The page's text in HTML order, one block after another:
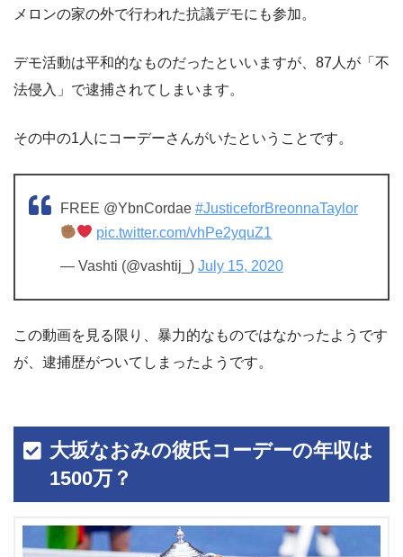
メロンの家の外で行われた抗議デモにも参加。
デモ活動は平和的なものだったといいますが、87人が「不
法侵入」で逮捕されてしまいます。
その中の1人にコーデーさんがいたということです。
FREE @YbnCordae #JusticeforBreonnaTaylor
pic.twitter.com/vhPe2yquZ1
— Vashti (@vashtij_) July 15, 2020
この動画を見る限り、暴力的なものではなかったようです
が、逮捕歴がついてしまったようです。
大坂なおみの彼氏コーデーの年収は
1500万？